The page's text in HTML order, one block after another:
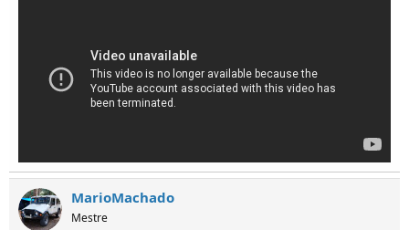
MarioMachado
Mestre